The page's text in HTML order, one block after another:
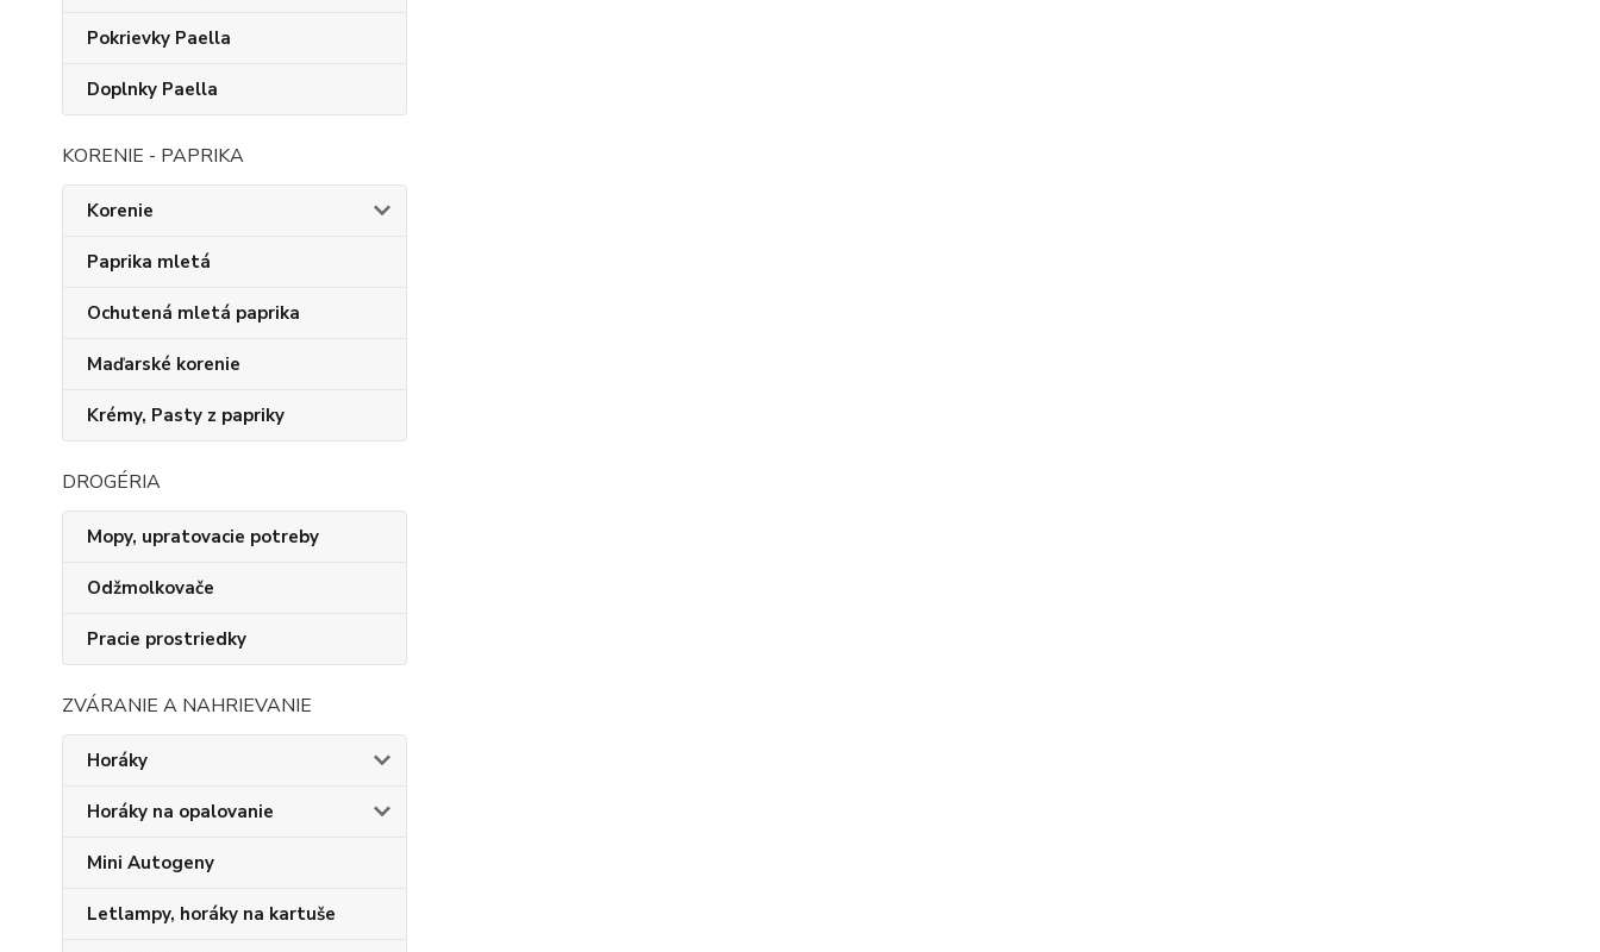
Pokrievky Paella
Doplnky Paella
KORENIE - PAPRIKA
Korenie
Paprika mletá
Ochutená mletá paprika
Maďarské korenie
Krémy, Pasty z papriky
DROGÉRIA
Mopy, upratovacie potreby
Odžmolkovače
Pracie prostriedky
ZVÁRANIE A NAHRIEVANIE
Horáky
Horáky na opalovanie
Mini Autogeny
Letlampy, horáky na kartuše